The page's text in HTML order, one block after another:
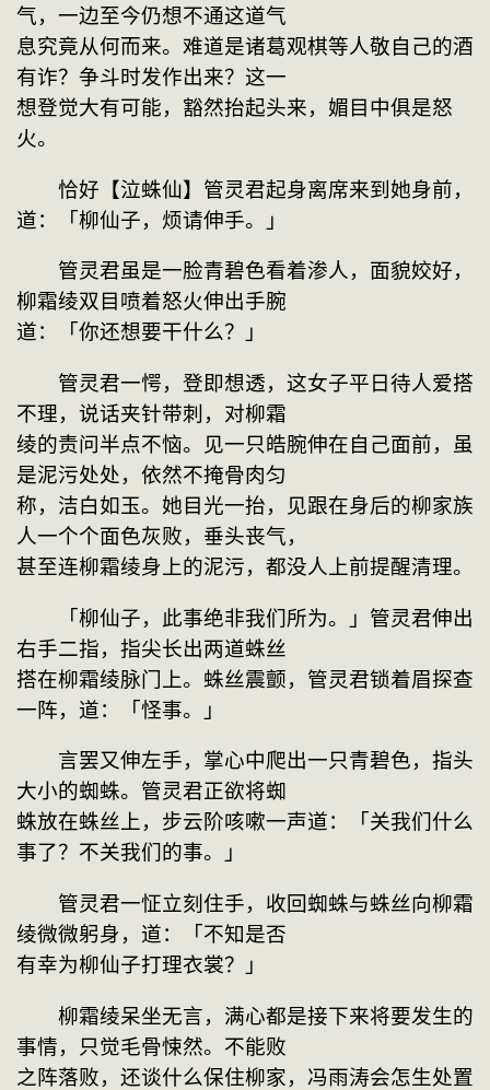
气，一边至今仍想不通这道气
息究竟从何而来。难道是诸葛观棋等人敬自己的酒
有诈？争斗时发作出来？这一
想登觉大有可能，豁然抬起头来，媚目中俱是怒
火。
恰好【泣蛛仙】管灵君起身离席来到她身前，
道：「柳仙子，烦请伸手。」
管灵君虽是一脸青碧色看着渗人，面貌姣好，
柳霜绫双目喷着怒火伸出手腕
道：「你还想要干什么？」
管灵君一愕，登即想透，这女子平日待人爱搭
不理，说话夹针带刺，对柳霜
绫的责问半点不恼。见一只皓腕伸在自己面前，虽
是泥污处处，依然不掩骨肉匀
称，洁白如玉。她目光一抬，见跟在身后的柳家族
人一个个面色灰败，垂头丧气，
甚至连柳霜绫身上的泥污，都没人上前提醒清理。
「柳仙子，此事绝非我们所为。」管灵君伸出
右手二指，指尖长出两道蛛丝
搭在柳霜绫脉门上。蛛丝震颤，管灵君锁着眉探查
一阵，道：「怪事。」
言罢又伸左手，掌心中爬出一只青碧色，指头
大小的蜘蛛。管灵君正欲将蜘
蛛放在蛛丝上，步云阶咳嗽一声道：「关我们什么
事了？不关我们的事。」
管灵君一怔立刻住手，收回蜘蛛与蛛丝向柳霜
绫微微躬身，道：「不知是否
有幸为柳仙子打理衣裳？」
柳霜绫呆坐无言，满心都是接下来将要发生的
事情，只觉毛骨悚然。不能败
之阵落败，还谈什么保住柳家，冯雨涛会怎生处置